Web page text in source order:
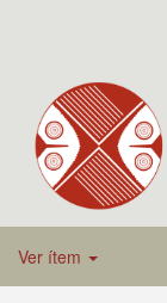
Ver ítem